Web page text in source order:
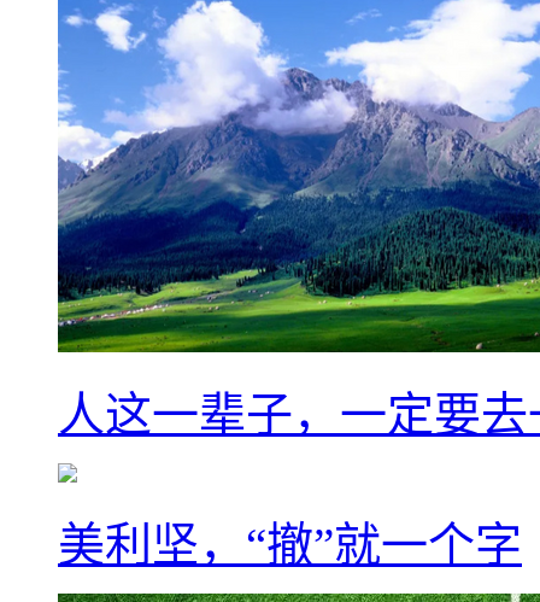
人这一辈子，一定要
美利坚，“撤”就一个字